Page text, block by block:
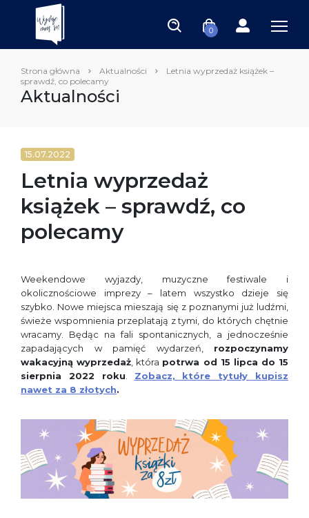
0
Strona główna Aktualności
Letnia wyprzedaż książek –
sprawdź, co polecamy
Aktualności
15.07.2022
Letnia wyprzedaż
książek – sprawdź, co
polecamy
Weekendowe wyjazdy, muzyczne festiwale i
okolicznościowe imprezy – latem wszystko dzieje się
szybko. Nowe miejsca mieszają się z poznanymi już ludźmi,
świeże wspomnienia przeplatają z tymi, do których chętnie
wracamy. Będąc na fali spontanicznych, a jednocześnie
zapadających w pamięć wydarzeń, rozpoczynamy
wakacyjną wyprzedaż , która potrwa od 15 lipca do 15
sierpnia 2022 roku
Zobacz, które tytuły kupisz
nawet za 8 złotych.